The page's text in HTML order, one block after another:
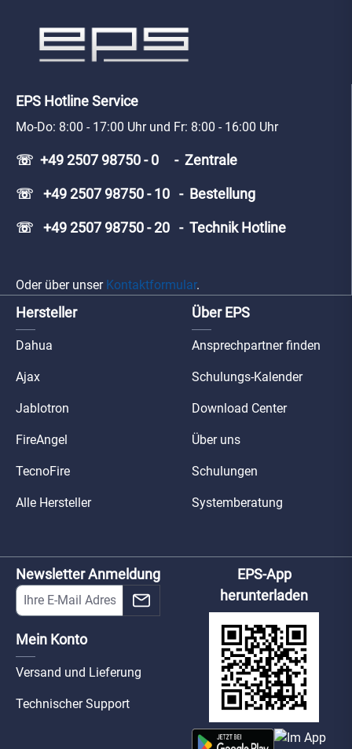
EPS Hotline Service
Mo-Do: 8:00 - 17:00 Uhr und Fr: 8:00 - 16:00 Uhr
☏ +49 2507 98750 - 0 - Zentrale
☏ +49 2507 98750 - 10 - Bestellung
☏ +49 2507 98750 - 20 - Technik Hotline
Oder über unser Kontaktformular.
Hersteller
Dahua
Ajax
Jablotron
FireAngel
TecnoFire
Alle Hersteller
Über EPS
Ansprechpartner finden
Schulungs-Kalender
Download Center
Über uns
Schulungen
Systemberatung
Newsletter Anmeldung
Mein Konto
Versand und Lieferung
Technischer Support
EPS-App
herunterladen